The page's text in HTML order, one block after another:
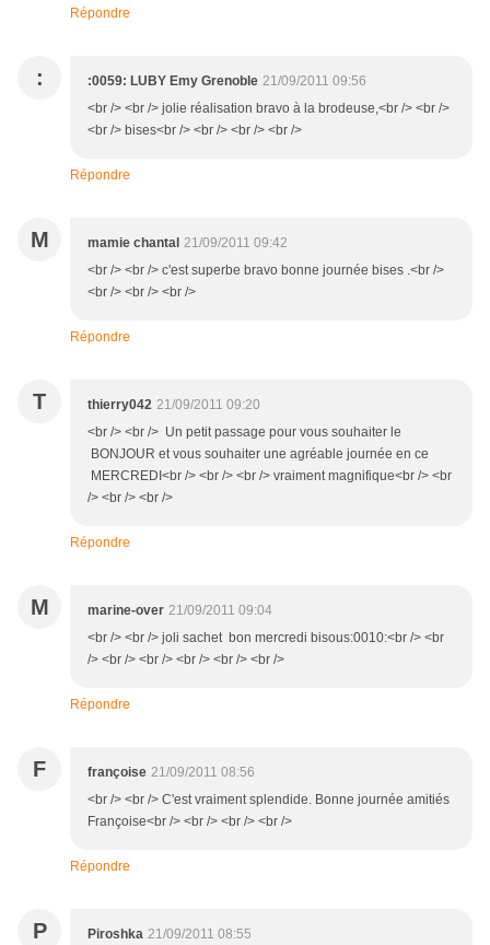
Répondre
: :0059: LUBY Emy Grenoble 21/09/2011 09:56
<br /> <br /> jolie réalisation bravo à la brodeuse,<br /> <br />
<br /> bises<br /> <br /> <br /> <br />
Répondre
M mamie chantal 21/09/2011 09:42
<br /> <br /> c'est superbe bravo bonne journée bises .<br />
<br /> <br /> <br />
Répondre
T thierry042 21/09/2011 09:20
<br /> <br /> Un petit passage pour vous souhaiter le
BONJOUR et vous souhaiter une agréable journée en ce
MERCREDI<br /> <br /> <br /> vraiment magnifique<br /> <br
/> <br /> <br />
Répondre
M marine-over 21/09/2011 09:04
<br /> <br /> joli sachet bon mercredi bisous:0010:<br /> <br
/> <br /> <br /> <br /> <br /> <br />
Répondre
F françoise 21/09/2011 08:56
<br /> <br /> C'est vraiment splendide. Bonne journée amitiés
Françoise<br /> <br /> <br /> <br />
Répondre
P Piroshka 21/09/2011 08:55